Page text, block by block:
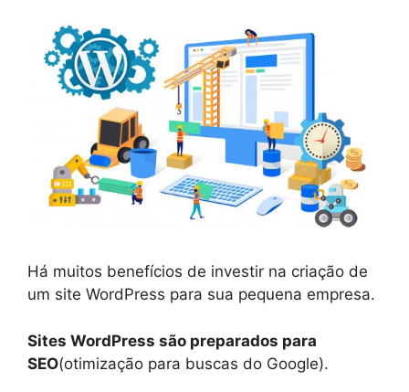
Há muitos benefícios de investir na criação de
um site WordPress para sua pequena empresa.
Sites WordPress são preparados para
SEO(otimização para buscas do Google).